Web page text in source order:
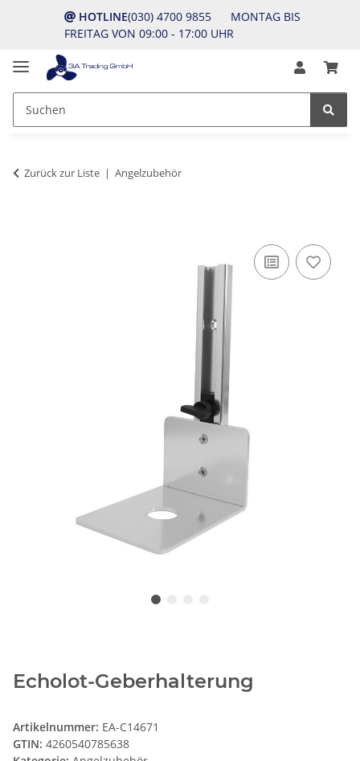
HOTLINE(030) 4700 9855 MONTAG BIS
FREITAG VON 09:00 - 17:00 UHR
Zurück zur Liste Angelzubehör
Echolot-Geberhalterung
Artikelnummer: EA-C14671
GTIN: 4260540785638